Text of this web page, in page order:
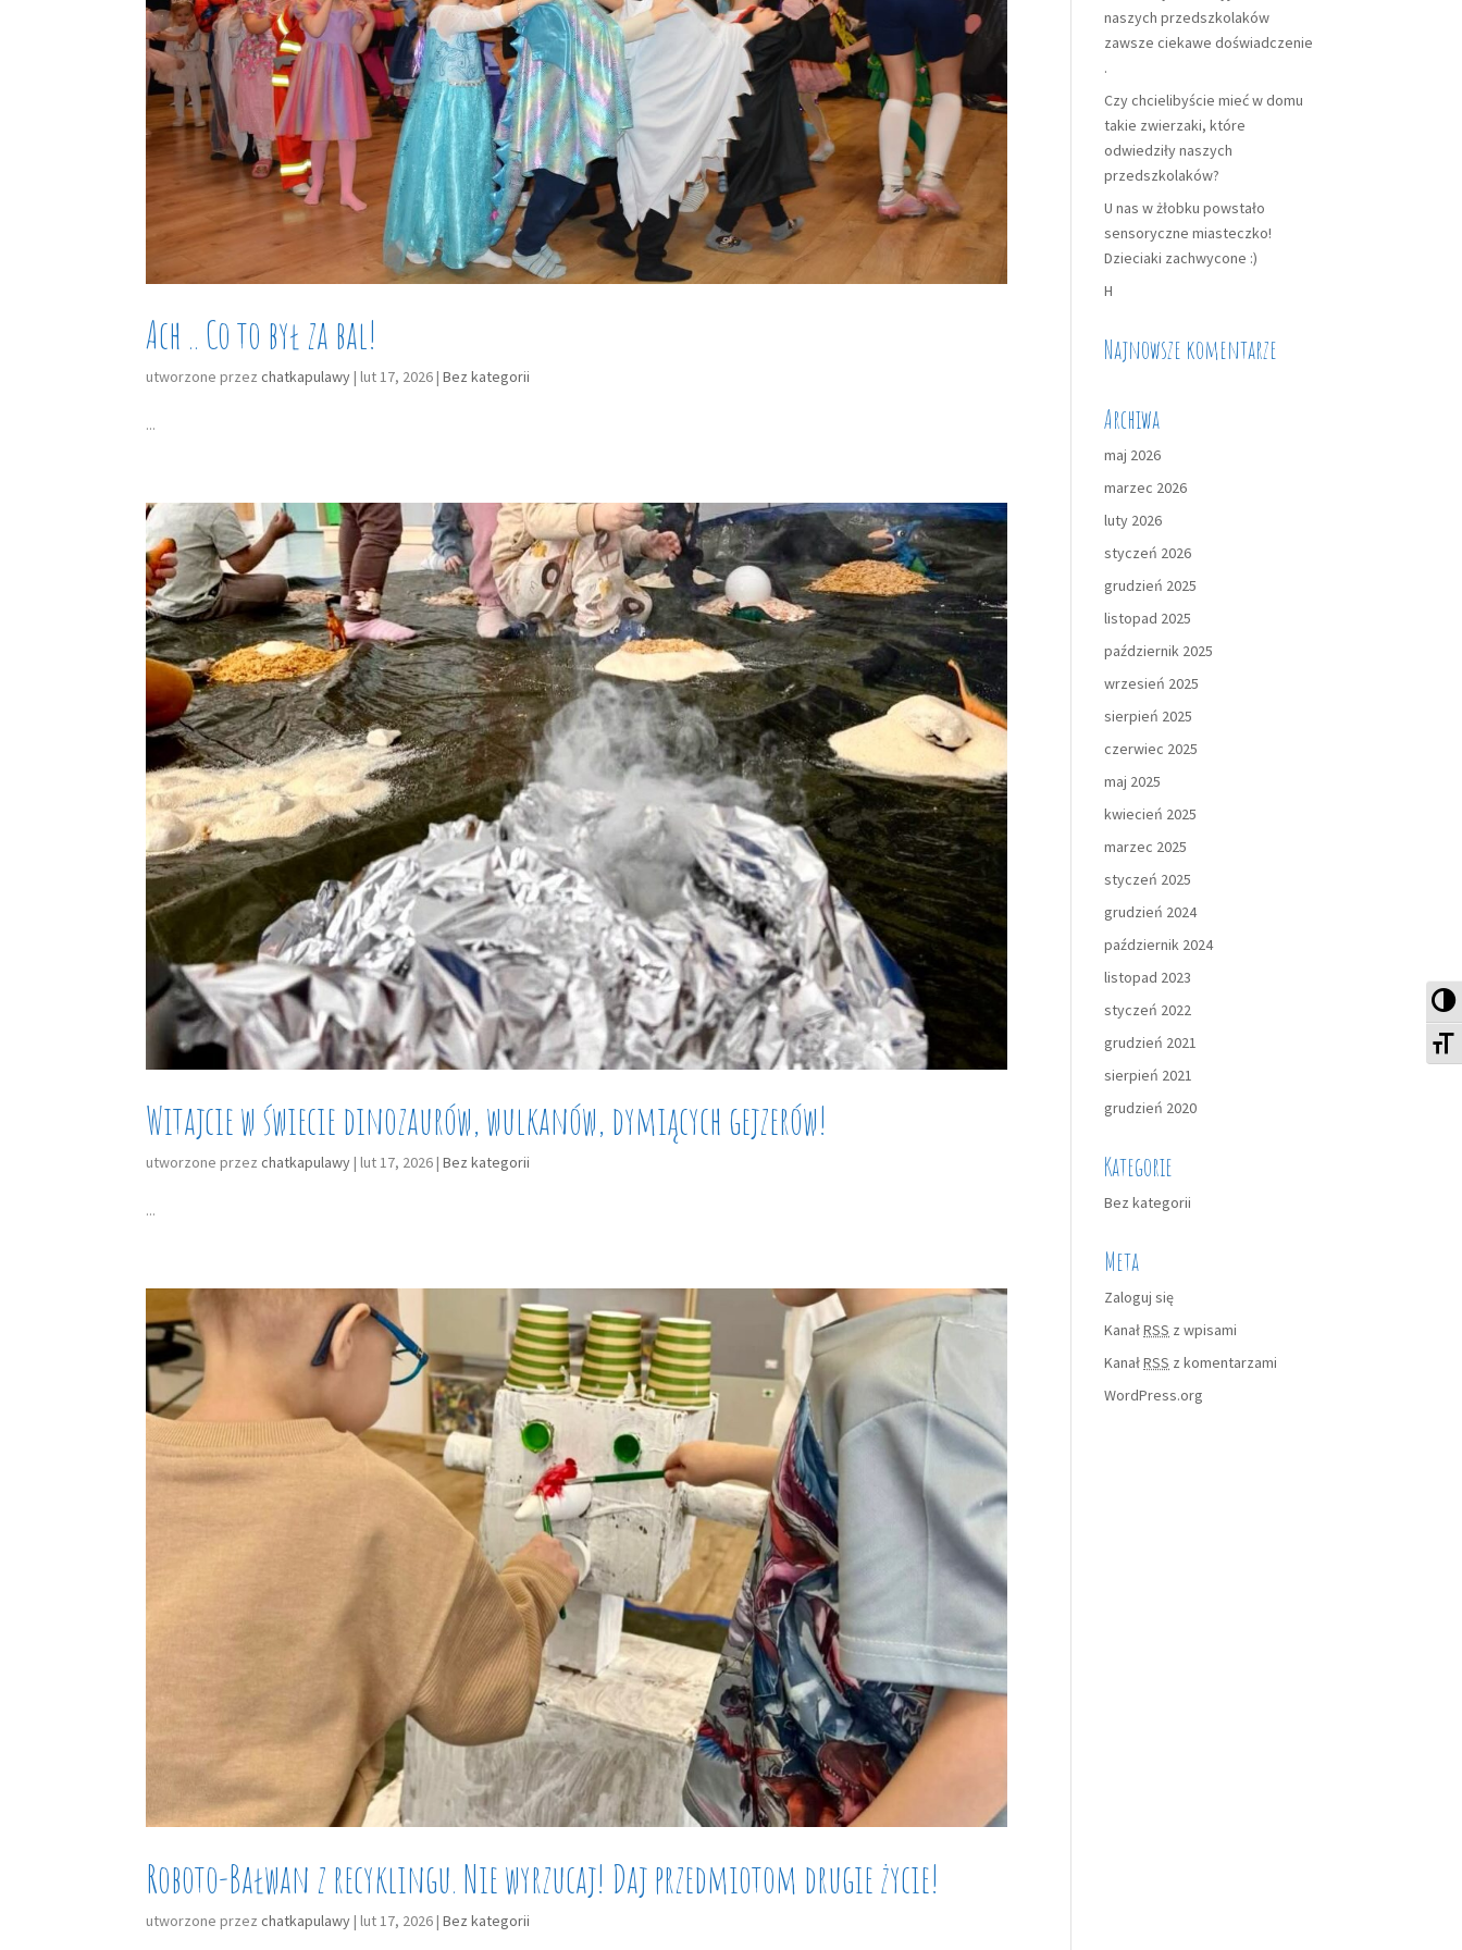
Ach .. Co to był za bal!
utworzone przezchatkapulawy|lut 17, 2026|Bez kategorii
...
Witajcie w świecie dinozaurów, wulkanów, dymiących gejzerów!
utworzone przezchatkapulawy|lut 17, 2026|Bez kategorii
...
Roboto-Bałwan z recyklingu. Nie wyrzucaj! Daj przedmiotom drugie życie!
utworzone przezchatkapulawy|lut 17, 2026|Bez kategorii
naszych przedszkolaków
zawsze ciekawe doświadczenie
.
Czy chcielibyście mieć w domu
takie zwierzaki, które
odwiedziły naszych
przedszkolaków?
U nas w żłobku powstało
sensoryczne miasteczko!
Dzieciaki zachwycone :)
H
Najnowsze komentarze
Archiwa
maj 2026
marzec 2026
luty 2026
styczeń 2026
grudzień 2025
listopad 2025
październik 2025
wrzesień 2025
sierpień 2025
czerwiec 2025
maj 2025
kwiecień 2025
marzec 2025
styczeń 2025
grudzień 2024
październik 2024
listopad 2023
styczeń 2022
grudzień 2021
sierpień 2021
grudzień 2020
Kategorie
Bez kategorii
Meta
Zaloguj się
KanałRSS z wpisami
KanałRSS z komentarzami
WordPress.org